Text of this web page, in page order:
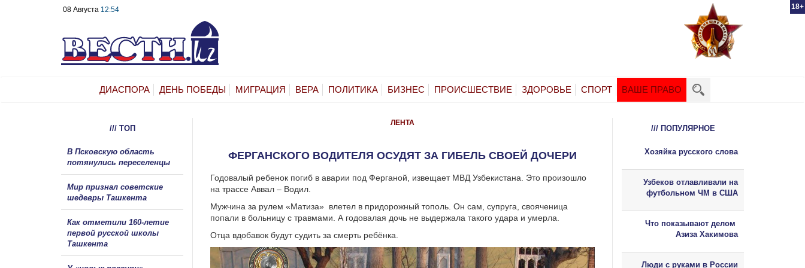
18+
08 Августа 12:54
ДИАСПОРА ДЕНЬ ПОБЕДЫ МИГРАЦИЯ ВЕРА ПОЛИТИКА БИЗНЕС ПРОИСШЕСТВИЕ ЗДОРОВЬЕ СПОРТ ВАШЕ ПРАВО
ЛЕНТА
ФЕРГАНСКОГО ВОДИТЕЛЯ ОСУДЯТ ЗА ГИБЕЛЬ СВОЕЙ ДОЧЕРИ
Годовалый ребенок погиб в аварии под Ферганой, извещает МВД Узбекистана. Это произошло
на трассе Аввал – Водил.
Мужчина за рулем «Матиза» влетел в придорожный тополь. Он сам, супруга, свояченица
попали в больницу с травмами. А годовалая дочь не выдержала такого удара и умерла.
Отца вдобавок будут судить за смерть ребёнка.
/// ТОП
В Псковскую область
потянулись переселенцы
Мир признал советские
шедевры Ташкента
Как отметили 160-летие
первой русской школы
Ташкента
/// ПОПУЛЯРНОЕ
Хозяйка русского слова
Узбеков отлавливали на
футбольном ЧМ в США
Что показывают делом
Азиза Хакимова
Люди с руками в России